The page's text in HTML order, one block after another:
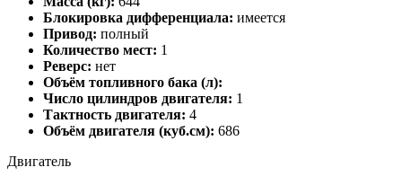
Блокировка дифференциала: имеется
Привод: полный
Количество мест: 1
Реверс: нет
Объём топливного бака (л):
Число цилиндров двигателя: 1
Тактность двигателя: 4
Объём двигателя (куб.см): 686
Двигатель